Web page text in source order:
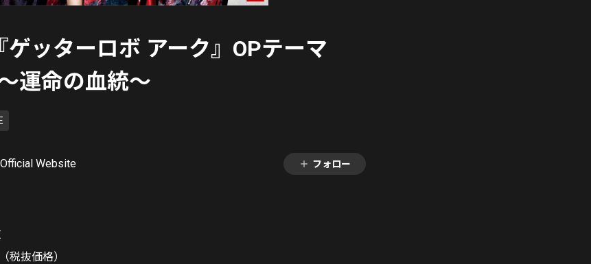
ゲッターロボ アーク』OPテーマ
運命の血統〜
Website フォロー
税抜価格）